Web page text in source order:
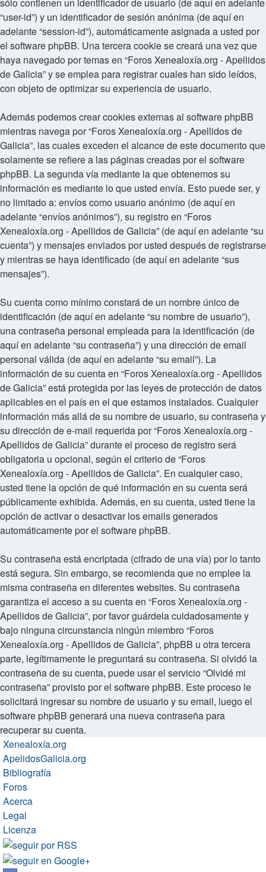
“user-id”) y un identificador de sesión anónima (de aquí en
adelante “session-id”), automáticamente asignada a usted por
el software phpBB. Una tercera cookie se creará una vez que
haya navegado por temas en “Foros Xenealoxía.org - Apellidos
de Galicia” y se emplea para registrar cuales han sido leídos,
con objeto de optimizar su experiencia de usuario.
Además podemos crear cookies externas al software phpBB
mientras navega por “Foros Xenealoxía.org - Apellidos de
Galicia”, las cuales exceden el alcance de este documento que
solamente se refiere a las páginas creadas por el software
phpBB. La segunda vía mediante la que obtenemos su
información es mediante lo que usted envía. Esto puede ser, y
no limitado a: envíos como usuario anónimo (de aquí en
adelante “envíos anónimos”), su registro en “Foros
Xenealoxía.org - Apellidos de Galicia” (de aquí en adelante “su
cuenta”) y mensajes enviados por usted después de registrarse
y mientras se haya identificado (de aquí en adelante “sus
mensajes”).
Su cuenta como mínimo constará de un nombre único de
identificación (de aquí en adelante “su nombre de usuario”),
una contraseña personal empleada para la identificación (de
aquí en adelante “su contraseña”) y una dirección de email
personal válida (de aquí en adelante “su email”). La
información de su cuenta en “Foros Xenealoxía.org - Apellidos
de Galicia” está protegida por las leyes de protección de datos
aplicables en el país en el que estamos instalados. Cualquier
información más allá de su nombre de usuario, su contraseña y
su dirección de e-mail requerida por “Foros Xenealoxía.org -
Apellidos de Galicia” durante el proceso de registro será
obligatoria u opcional, según el criterio de “Foros
Xenealoxía.org - Apellidos de Galicia”. En cualquier caso,
usted tiene la opción de qué información en su cuenta será
públicamente exhibida. Además, en su cuenta, usted tiene la
opción de activar o desactivar los emails generados
automáticamente por el software phpBB.
Su contraseña está encriptada (cifrado de una vía) por lo tanto
está segura. Sin embargo, se recomienda que no emplee la
misma contraseña en diferentes websites. Su contraseña
garantiza el acceso a su cuenta en “Foros Xenealoxía.org -
Apellidos de Galicia”, por favor guárdela cuidadosamente y
bajo ninguna circunstancia ningún miembro “Foros
Xenealoxía.org - Apellidos de Galicia”, phpBB u otra tercera
parte, legítimamente le preguntará su contraseña. Si olvidó la
contraseña de su cuenta, puede usar el servicio “Olvidé mi
contraseña” provisto por el software phpBB. Este proceso le
solicitará ingresar su nombre de usuario y su email, luego el
software phpBB generará una nueva contraseña para
recuperar su cuenta.
Xenealoxía.org
ApelidosGalicia.org
Bibliografía
Foros
Acerca
Legal
Licenza